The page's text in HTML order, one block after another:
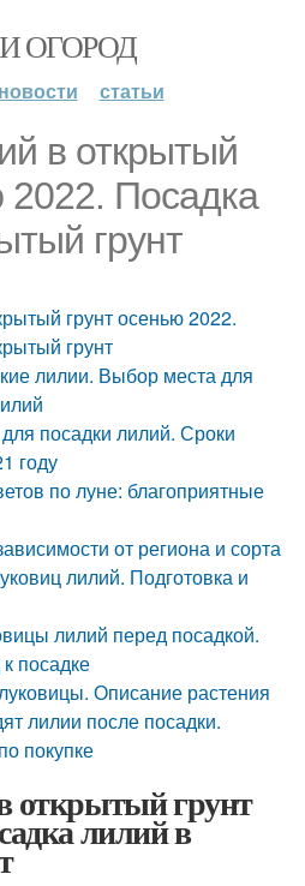
ОГОРОД
новости статьи
в открытый
2022. Посадка
грунт
грунт осенью 2022.
грунт
лилии. Выбор места для
посадки лилий. Сроки
году
по луне: благоприятные
от региона и сорта
лилий. Подготовка и
лилий перед посадкой.
посадке
Описание растения
лилии после посадки.
покупке
открытый грунт
лилий в